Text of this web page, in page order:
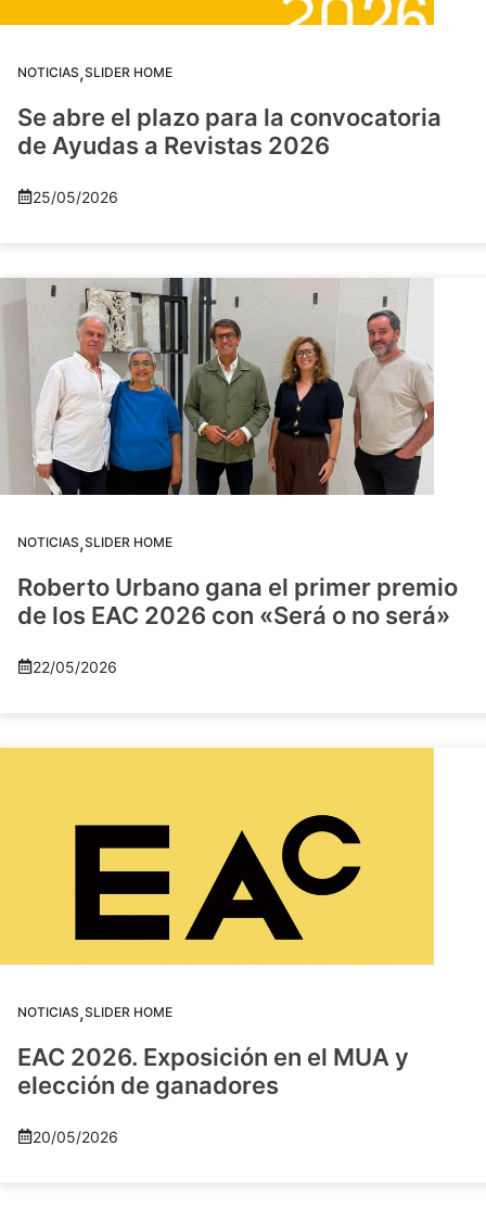
NOTICIAS,SLIDER HOME
Se abre el plazo para la convocatoria
de Ayudas a Revistas 2026
25/05/2026
NOTICIAS,SLIDER HOME
Roberto Urbano gana el primer premio
de los EAC 2026 con «Será o no será»
22/05/2026
NOTICIAS,SLIDER HOME
EAC 2026. Exposición en el MUA y
elección de ganadores
20/05/2026